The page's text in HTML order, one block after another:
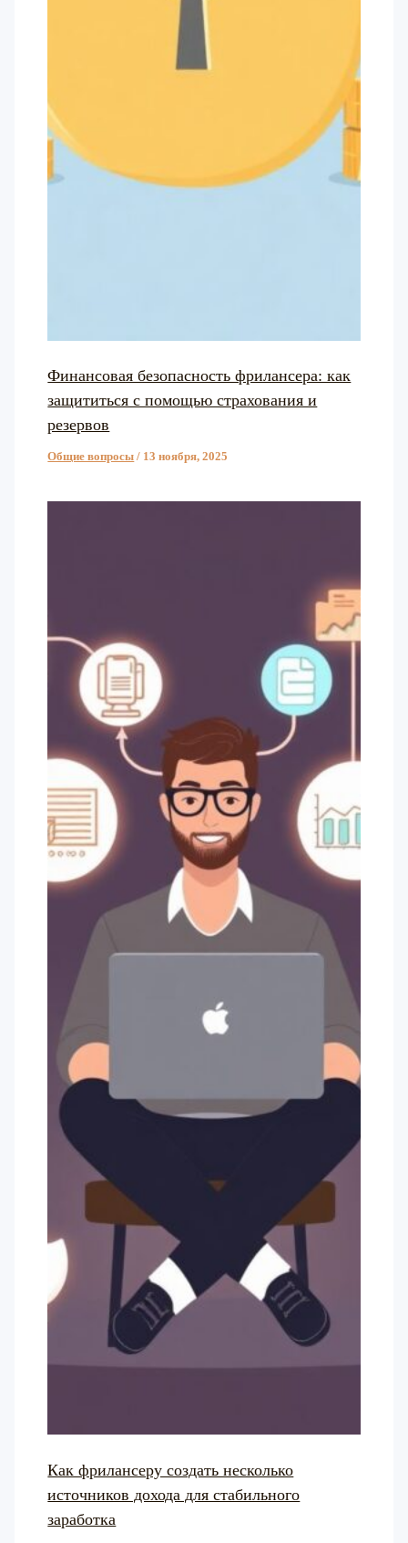
Финансовая безопасность фрилансера: как
защититься с помощью страхования и
резервов
Общие вопросы / 13 ноября, 2025
Как фрилансеру создать несколько
источников дохода для стабильного
заработка